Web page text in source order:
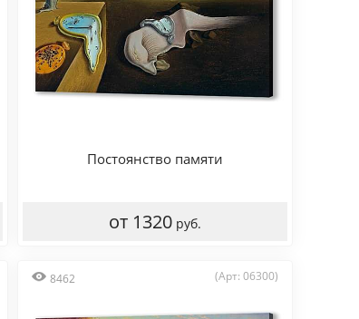
Постоянство памяти
от 1320 руб.
8462 (Арт: 06300)